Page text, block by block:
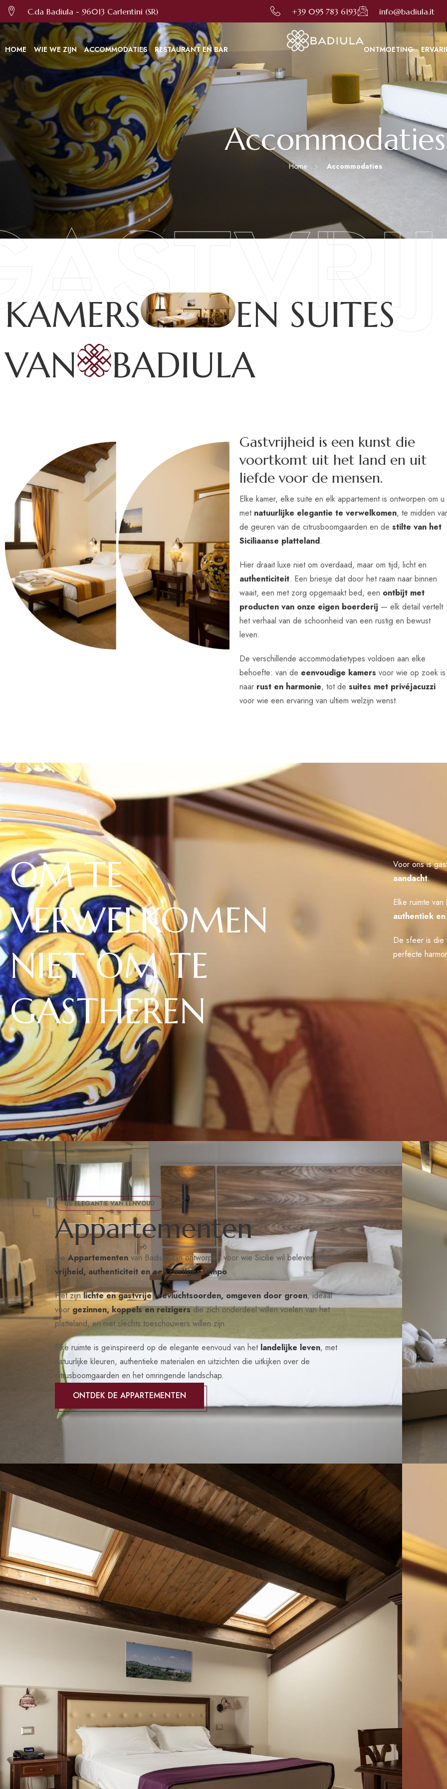
C.da Badiula - 96013 Carlentini (SR) +39 095 783 6193 info@badiula.it
HOME WIE WE ZIJN ACCOMMODATIES RESTAURANT EN BAR ONTMOETING
Accommodaties
Home Accommodaties
KAMERS
EN SUITES
VAN
BADIULA
Gastvrijheid is een kunst die
voortkomt uit het land en uit
liefde voor de mensen.
Elke kamer, elke suite en elk appartement is ontworpen om u
met natuurlijke elegantie te verwelkomen, te midden
de geuren van de citrusboomgaarden en destilte van het
Siciliaanse platteland.
Hier draait luxe niet om overdaad, maar om tijd, licht en
authenticiteit. Een briesje dat door het raam naar binnen
waait, een met zorg opgemaakt bed, een ontbijt met
producten van onze eigen boerderij — elk detail vertelt
het verhaal van de schoonheid van een rustig en bewust
leven.
De verschillende accommodatietypes voldoen aan elke
behoefte: van de eenvoudige kamers voor wie op zoek is
naar rust en harmonie, tot desuites met privéjacuzzi
voor wie een ervaring van ultiem welzijn wenst.
OM TE
VERWELKOMEN
NIET OM TE
GASTHEREN
Voor ons is
aandacht.
Elke ruimte van
authentiek
De sfeer is
perfecte
DE ELEGANTIE VAN EENVOUD
Appartementen
De Appartementen van Badiula zijn ontworpen voor wie Sicilië wil beleven met
vrijheid, authenticiteit en een rustiger tempo.
Het zijnlichte en gastvrije toevluchtsoorden, omgeven door groen, ideaal
voor gezinnen, koppels en reizigersdie zich onderdeel willen voelen van het
platteland, en niet slechts toeschouwers willen zijn.
Elke ruimte is geïnspireerd op de elegante eenvoud van het landelijke leven, met
natuurlijke kleuren, authentieke materialen en uitzichten die uitkijken over de
citrusboomgaarden en het omringende landschap.
ONTDEK DE APPARTEMENTEN